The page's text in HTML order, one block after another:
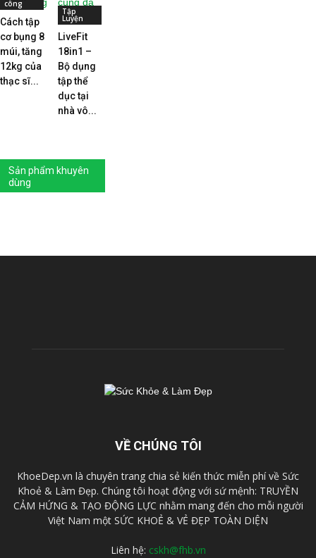
công
Cách tập
cơ bụng 8
múi, tăng
12kg của
thạc sĩ...
Tập
Luyện
LiveFit
18in1 –
Bộ dụng
tập thể
dục tại
nhà vô...
Sản phẩm khuyên
dùng
VỀ CHÚNG TÔI
KhoeDep.vn là chuyên trang chia sẻ kiến thức miễn phí về Sức
Khoẻ & Làm Đẹp. Chúng tôi hoạt động với sứ mệnh: TRUYỀN
CẢM HỨNG & TẠO ĐỘNG LỰC nhằm mang đến cho mỗi người
Việt Nam một SỨC KHOẺ & VẺ ĐẸP TOÀN DIỆN
Liên hệ: cskh@fhb.vn